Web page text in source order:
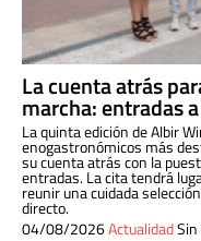
La cuenta atrás
marcha: entradas
La quinta edición de Albir
enogastronómicos más
su cuenta atrás con la
entradas. La cita tendrá
reunir una cuidada
directo.
04/08/2026Actualidad